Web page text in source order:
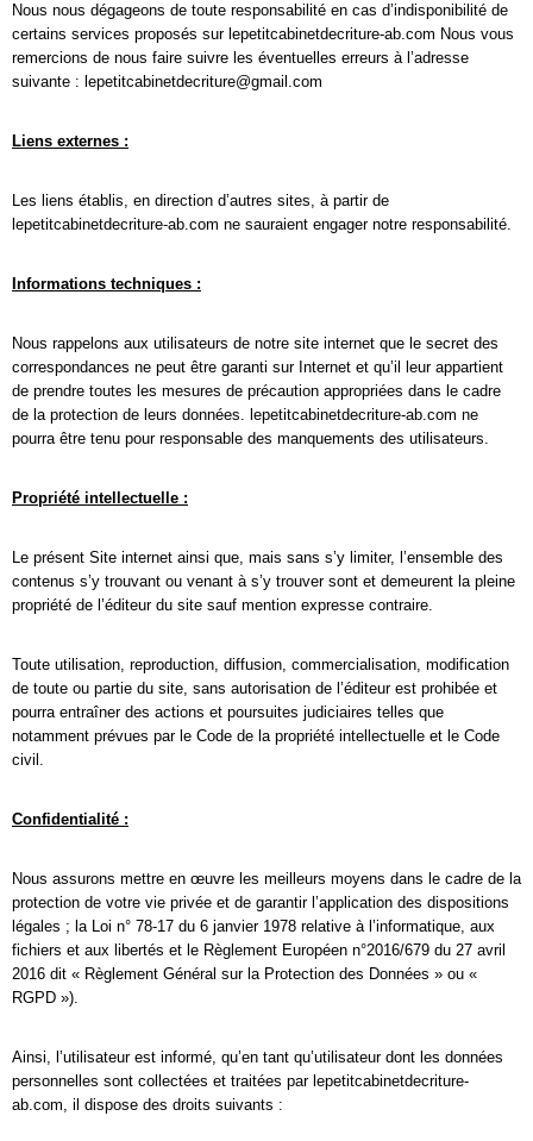
Nous nous dégageons de toute responsabilité en cas d’indisponibilité de
certains services proposés sur lepetitcabinetdecriture-ab.com Nous vous
remercions de nous faire suivre les éventuelles erreurs à l’adresse
suivante : lepetitcabinetdecriture@gmail.com
Liens externes :
Les liens établis, en direction d’autres sites, à partir de
lepetitcabinetdecriture-ab.com ne sauraient engager notre responsabilité.
Informations techniques :
Nous rappelons aux utilisateurs de notre site internet que le secret des
correspondances ne peut être garanti sur Internet et qu’il leur appartient
de prendre toutes les mesures de précaution appropriées dans le cadre
de la protection de leurs données. lepetitcabinetdecriture-ab.com ne
pourra être tenu pour responsable des manquements des utilisateurs.
Propriété intellectuelle :
Le présent Site internet ainsi que, mais sans s’y limiter, l’ensemble des
contenus s’y trouvant ou venant à s’y trouver sont et demeurent la pleine
propriété de l’éditeur du site sauf mention expresse contraire.
Toute utilisation, reproduction, diffusion, commercialisation, modification
de toute ou partie du site, sans autorisation de l’éditeur est prohibée et
pourra entraîner des actions et poursuites judiciaires telles que
notamment prévues par le Code de la propriété intellectuelle et le Code
civil.
Confidentialité :
Nous assurons mettre en œuvre les meilleurs moyens dans le cadre de la
protection de votre vie privée et de garantir l’application des dispositions
légales ; la Loi n° 78-17 du 6 janvier 1978 relative à l’informatique, aux
fichiers et aux libertés et le Règlement Européen n°2016/679 du 27 avril
2016 dit « Règlement Général sur la Protection des Données » ou «
RGPD »).
Ainsi, l’utilisateur est informé, qu’en tant qu’utilisateur dont les données
personnelles sont collectées et traitées par lepetitcabinetdecriture-
ab.com, il dispose des droits suivants :